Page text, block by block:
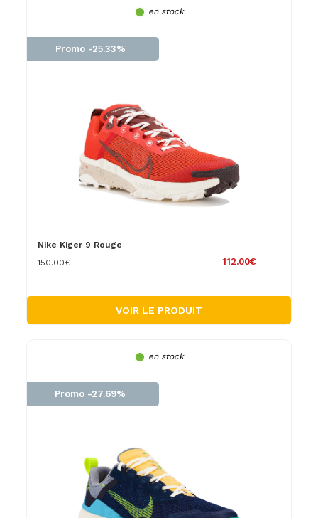
en stock
Promo -25.33%
Nike Kiger 9 Rouge
112.00€
150.00€
VOIR LE PRODUIT
en stock
Promo -27.69%